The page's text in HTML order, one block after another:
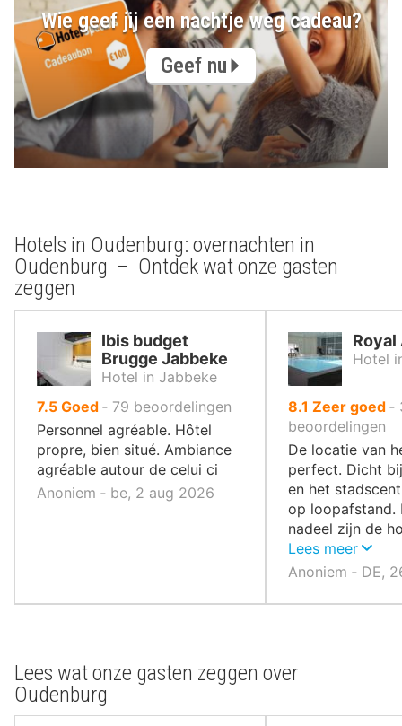
Wie geef jij een nachtje weg cadeau?
Geef nu
Hotels in Oudenburg: overnachten in
Oudenburg – Ontdek wat onze gasten
zeggen
Ibis budget
Brugge Jabbeke
Hotel in Jabbeke
7.5uit
10
,
Goed ‐ 79 beoordelingen
Personnel agréable. Hôtel
propre, bien situé. Ambiance
agréable autour de celui ci
Anoniem ‐ be, 2 aug 2026
Hotel
8.1 uit
10
Zeer goed ‐
beoordelingen
De locatie van
perfect. Dicht
en het
op loopafstand.
nadeel zijn de
parkeerkosten.
Lees meer
Anoniem ‐ DE,
Lees wat onze gasten zeggen over
Oudenburg